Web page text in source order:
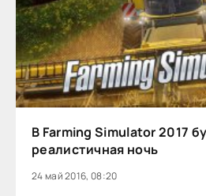
В Farming Simulator 2017
реалистичная ночь
24 май 2016, 08:20